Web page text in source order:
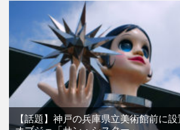
【話題】神戸の兵庫県立美術館前に